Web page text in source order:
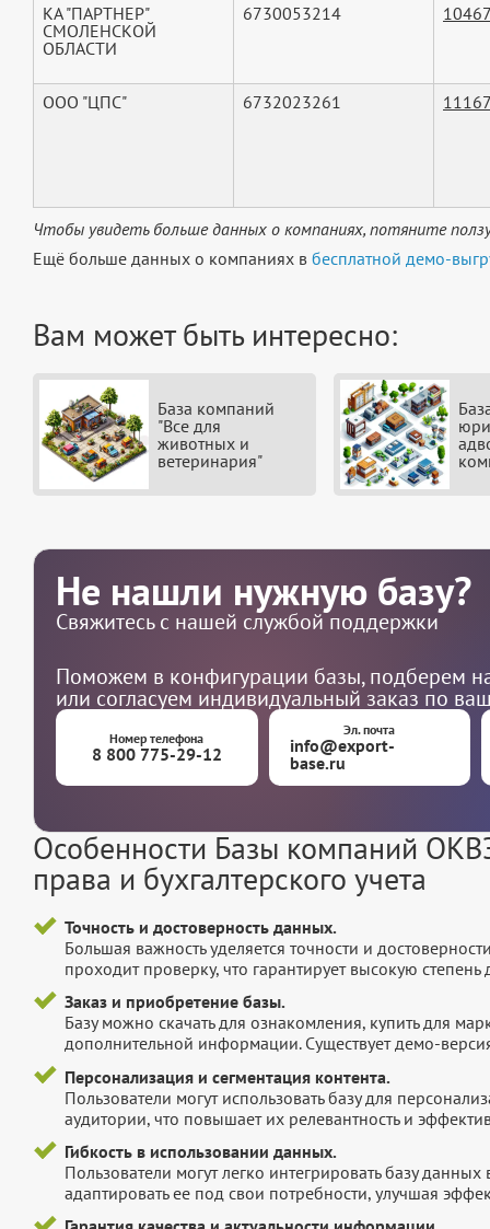
КА "ПАРТНЕР"
СМОЛЕНСКОЙ
ОБЛАСТИ
6730053214
ООО "ЦПС" 6732023261
Чтобы увидеть больше данных о компаниях, потяните
Ещё больше данных о компаниях в бесплатной демо-
Вам может быть интересно:
База компаний
"Все для
животных и
ветеринария"
Не нашли нужную базу?
Свяжитесь с нашей службой поддержки
Поможем в конфигурации базы, подберем
или согласуем индивидуальный заказ по
Номер телефона
8 800 775-29-12
Эл. почта
info@export-
base.ru
Особенности Базы компаний
права и бухгалтерского учета
Точность и достоверность данных.
Большая важность уделяется точности и
проходит проверку, что гарантирует высокую
Заказ и приобретение базы.
Базу можно скачать для ознакомления, купить для
дополнительной информации. Существует демо-
Персонализация и сегментация контента.
Пользователи могут использовать базу для
аудитории, что повышает их релевантность и
Гибкость в использовании данных.
Пользователи могут легко интегрировать базу
адаптировать ее под свои потребности, улучшая